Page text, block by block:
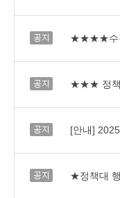
공지
공지
공지
공지